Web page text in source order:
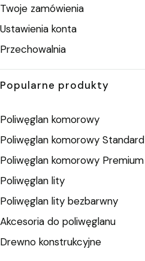
Twoje zamówienia
Ustawienia konta
Przechowalnia
Popularne produkty
Poliwęglan komorowy
Poliwęglan komorowy Standard
Poliwęglan komorowy Premium
Poliwęglan lity
Poliwęglan lity bezbarwny
Akcesoria do poliwęglanu
Drewno konstrukcyjne